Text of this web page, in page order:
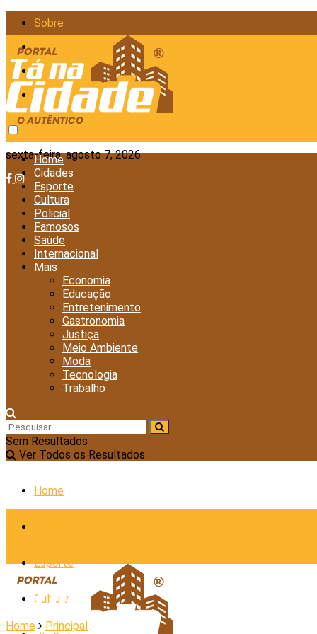
Sobre
Anunciar
Política de Privacidade
Contato
sexta-feira, agosto 7, 2026
Home
Cidades
Esporte
Cultura
Policial
Famosos
Saúde
Internacional
Mais
Economia
Educação
Entretenimento
Gastronomia
Justiça
Meio Ambiente
Moda
Tecnologia
Trabalho
Sem Resultados
Ver Todos os Resultados
Home
Esporte
Cultura
Home Principal